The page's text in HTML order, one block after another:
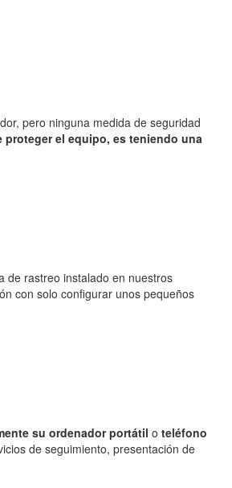
pero ninguna medida de seguridad
proteger el equipo, es teniendo una
de rastreo instalado en nuestros
con solo configurar unos pequeños
su ordenador portátil o teléfono
de seguimiento, presentación de